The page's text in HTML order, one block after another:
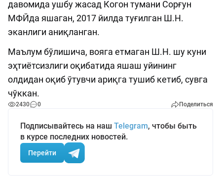
давомида ушбу жасад Когон тумани Сорғун
МФЙда яшаган, 2017 йилда туғилган Ш.Н.
эканлиги аниқланган.
Маълум бўлишича, вояга етмаган Ш.Н. шу куни
эҳтиётсизлиги оқибатида яшаш уйининг
олдидан оқиб ўтувчи ариқга тушиб кетиб, сувга
чўккан.
2430 0 Поделиться
Подписывайтесь на наш Telegram, чтобы быть
в курсе последних новостей.
Перейти